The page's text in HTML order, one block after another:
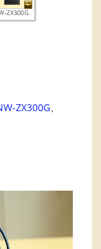
ZX300G